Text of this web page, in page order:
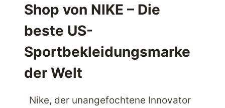
PAKETSPEDITION
LOHNENSWERT
MACHEN
Shop von NIKE – Die
beste US-
Sportbekleidungsmarke
der Welt
Nike, der unangefochtene Innovator